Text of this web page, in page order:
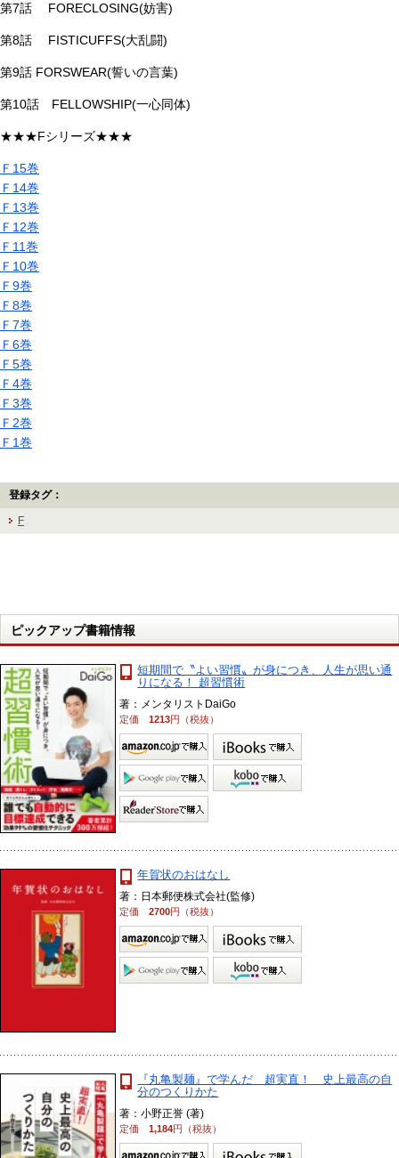
第7話 FORECLOSING(妨害)
第8話 FISTICUFFS(大乱闘)
第9話 FORSWEAR(誓いの言葉)
第10話 FELLOWSHIP(一心同体)
★★★Fシリーズ★★★
Ｆ15巻
Ｆ14巻
Ｆ13巻
Ｆ12巻
Ｆ11巻
Ｆ10巻
Ｆ9巻
Ｆ8巻
Ｆ7巻
Ｆ6巻
Ｆ5巻
Ｆ4巻
Ｆ3巻
Ｆ2巻
Ｆ1巻
登録タグ：
F
ピックアップ書籍情報
短期間で〝よい習慣〟が身につき、人生が思い通
りになる！ 超習慣術
著：メンタリストDaiGo
定価1213円（税抜）
年賀状のおはなし
著：日本郵便株式会社(監修)
定価2700円（税抜）
『丸亀製麺』で学んだ 超実直！ 史上最高の自
分のつくりかた
著：小野正誉 (著)
定価1,184円（税抜）